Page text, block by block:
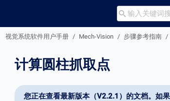

视觉系统软件用户手册 Mech-Vision 步骤参考指南
计算圆柱抓取点
您正在查看最新版本（V2.2.1）的文档。如